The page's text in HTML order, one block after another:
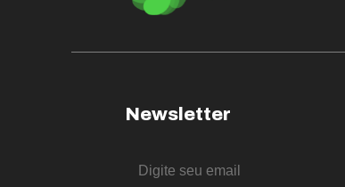
Newsletter